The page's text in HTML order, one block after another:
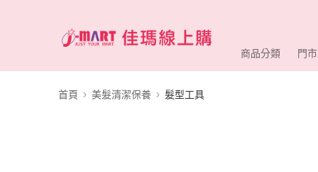
商品分類 門
首頁 美髮清潔保養 髮型工具